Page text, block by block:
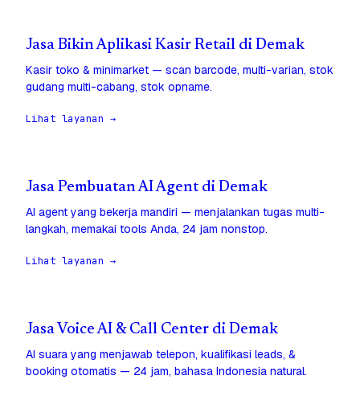
Jasa Bikin Aplikasi Kasir Retail di Demak
Kasir toko & minimarket — scan barcode, multi-varian, stok
gudang multi-cabang, stok opname.
Lihat layanan →
Jasa Pembuatan AI Agent di Demak
AI agent yang bekerja mandiri — menjalankan tugas multi-
langkah, memakai tools Anda, 24 jam nonstop.
Lihat layanan →
Jasa Voice AI & Call Center di Demak
AI suara yang menjawab telepon, kualifikasi leads, &
booking otomatis — 24 jam, bahasa Indonesia natural.